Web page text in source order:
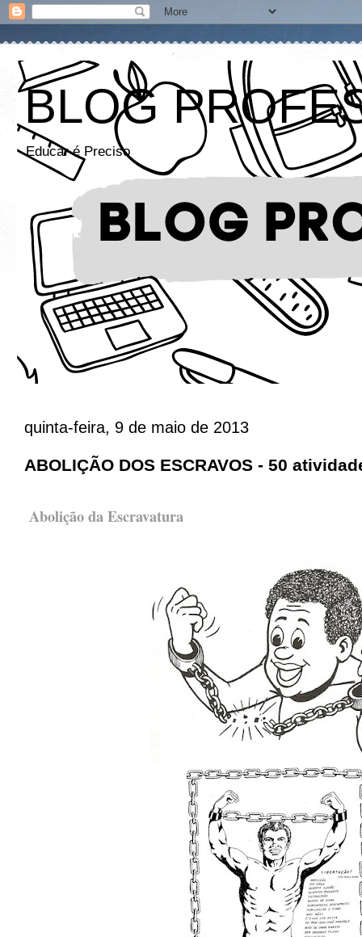
BLOG
Educar é Preciso
quinta-feira, 9 de maio de 2013
ABOLIÇÃO DOS ESCRAVOS - 50
Abolição da Escravatura